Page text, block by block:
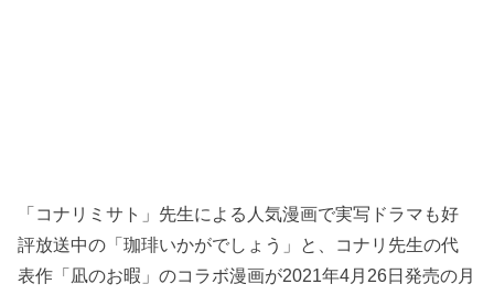
「コナリミサト」先生による人気漫画で実写ドラマも好
評放送中の「珈琲いかがでしょう」と、コナリ先生の代
表作「凪のお暇」のコラボ漫画が2021年4月26日発売の月